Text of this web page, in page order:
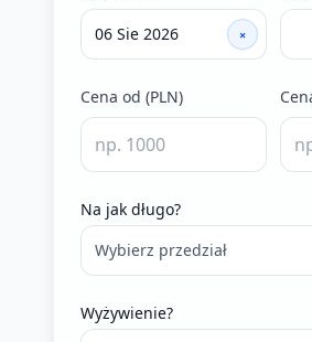
×
Cena od (PLN)
Na jak długo?
Wybierz przedział
Wyżywienie?